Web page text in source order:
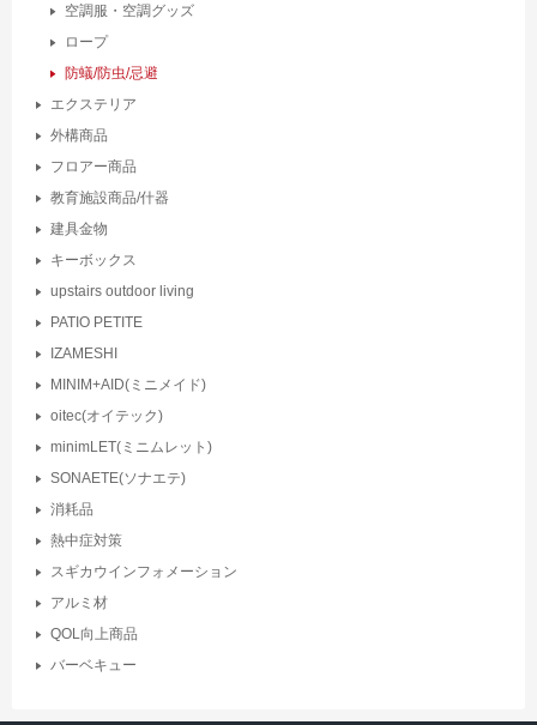
空調服・空調グッズ
ロープ
防蟻/防虫/忌避
エクステリア
外構商品
フロアー商品
教育施設商品/什器
建具金物
キーボックス
upstairs outdoor living
PATIO PETITE
IZAMESHI
MINIM+AID(ミニメイド)
oitec(オイテック)
minimLET(ミニムレット)
SONAETE(ソナエテ)
消耗品
熱中症対策
スギカウインフォメーション
アルミ材
QOL向上商品
バーベキュー